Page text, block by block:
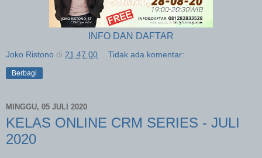
INFO DAN DAFTAR
Joko Ristono di 21.47.00 Tidak ada komentar:
Berbagi
MINGGU, 05 JULI 2020
KELAS ONLINE CRM SERIES - JULI
2020